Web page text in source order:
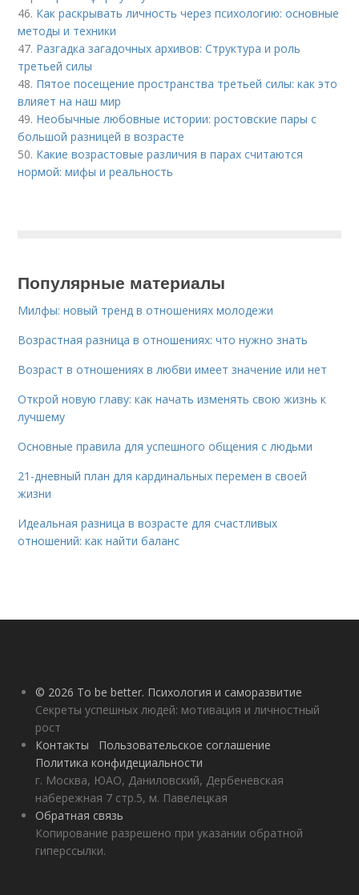
46. Как раскрывать личность через психологию: основные
методы и техники
47. Разгадка загадочных архивов: Структура и роль
третьей силы
48. Пятое посещение пространства третьей силы: как это
влияет на наш мир
49. Необычные любовные истории: ростовские пары с
большой разницей в возрасте
50. Какие возрастовые различия в парах считаются
нормой: мифы и реальность
Популярные материалы
Милфы: новый тренд в отношениях молодежи
Возрастная разница в отношениях: что нужно знать
Возраст в отношениях в любви имеет значение или нет
Открой новую главу: как начать изменять свою жизнь к
лучшему
Основные правила для успешного общения с людьми
21-дневный план для кардинальных перемен в своей
жизни
Идеальная разница в возрасте для счастливых
отношений: как найти баланс
© 2026 To be better. Психология и саморазвитие
Секреты успешных людей: мотивация и личностный
рост
Контакты
Пользовательское соглашение
Политика конфидециальности
г. Москва, ЮАО, Даниловский, Дербеневская
набережная 7 стр.5, м. Павелецкая
Обратная связь
Копирование разрешено при указании обратной
гиперссылки.